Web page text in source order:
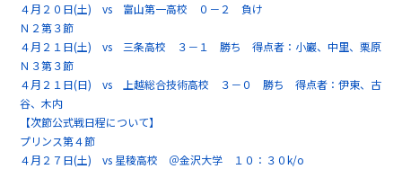
４月２０日(土) vs 富山第一高校 ０－２ 負け
Ｎ２第３節
４月２１日(土) vs 三条高校 ３－１ 勝ち 得点者：小巖、中里、栗原
Ｎ３第３節
４月２１日(日) vs 上越総合技術高校 ３－０ 勝ち 得点者：伊東、古
谷、木内
【次節公式戦日程について】
プリンス第４節
４月２７日(土) vs 星稜高校 ＠金沢大学 １０：３０k/o